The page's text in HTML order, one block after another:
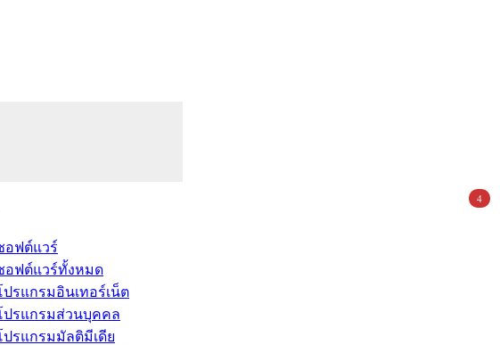
อฟต์แวร์
อฟต์แวร์ทั้งหมด
ปรแกรมอินเทอร์เน็ต
ปรแกรมส่วนบุคคล
ปรแกรมมัลติมีเดีย
4